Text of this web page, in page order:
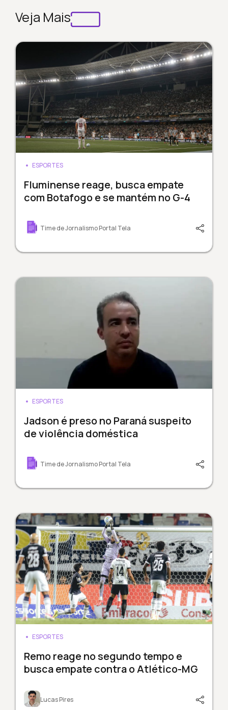
Veja Mais
ESPORTES
Fluminense reage, busca empate
com Botafogo e se mantém no G-4
Time de Jornalismo Portal Tela
ESPORTES
Jadson é preso no Paraná suspeito
de violência doméstica
Time de Jornalismo Portal Tela
ESPORTES
Remo reage no segundo tempo e
busca empate contra o Atlético-MG
Lucas Pires